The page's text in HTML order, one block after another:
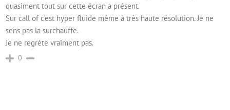
quasiment tout sur cette écran a présent.
Sur call of c’est hyper fluide même à très haute résolution. Je ne
sens pas la surchauffe.
Je ne regrète vraiment pas.
0